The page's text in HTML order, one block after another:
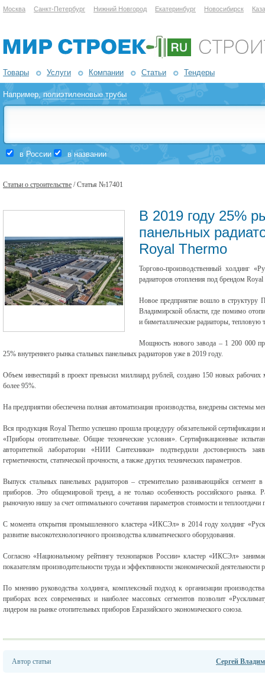
Москва Санкт-Петербург Нижний Новгород Екатеринбург Новосибирск
Товары Услуги Компании Статьи Тендеры
Например,полиэтиленовые трубы
в России в названии
Статьи о строительстве / Статья №17401
В 2019 году 25%
панельных
Royal Thermo
Торгово-производственный холдинг
радиаторов отопления под брендом
Новое предприятие вошло в
Владимирской области, где помимо
и биметаллические радиаторы, тепловую
Мощность нового завода – 1 200 000
25% внутреннего рынка стальных панельных радиаторов уже в 2019 году.
Объем инвестиций в проект превысил миллиард рублей, создано 150 новых рабочих
более 95%.
На предприятии обеспечена полная автоматизация производства, внедрены системы
Вся продукция Royal Thermo успешно прошла процедуру обязательной сертификации
«Приборы отопительные. Общие технические условия». Сертификационные
авторитетной лаборатории «НИИ Сантехники» подтвердили достоверность
герметичности, статической прочности, а также других технических параметров.
Выпуск стальных панельных радиаторов – стремительно развивающийся сегмент в
приборов. Это общемировой тренд, а не только особенность российского рынка.
рыночную нишу за счет оптимального сочетания параметров стоимости и теплоотдачи
С момента открытия промышленного кластера «ИКСЭл» в 2014 году холдинг
развитие высокотехнологичного производства климатического оборудования.
Согласно «Национальному рейтингу технопарков России» кластер «ИКСЭл»
показателям производительности труда и эффективности экономической деятельности
По мнению руководства холдинга, комплексный подход к организации
приборах всех современных и наиболее массовых сегментов позволит
лидером на рынке отопительных приборов Евразийского экономического союза.
Автор статьи Сергей